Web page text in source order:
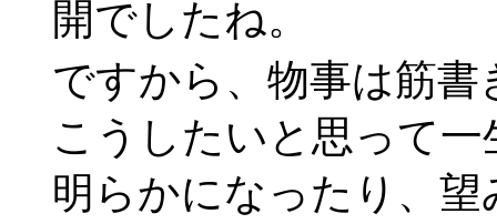
開でしたね。
ですから、物事は筋
こうしたいと思って
明らかになったり、